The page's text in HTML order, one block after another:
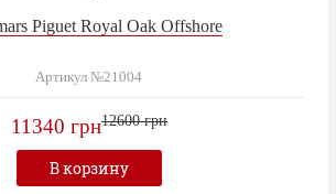
Piguet Royal Oak Offshore
Артикул №21004
11340 грн12600 грн
В корзину